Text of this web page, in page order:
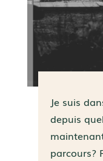
Je suis
depuis
parcours?